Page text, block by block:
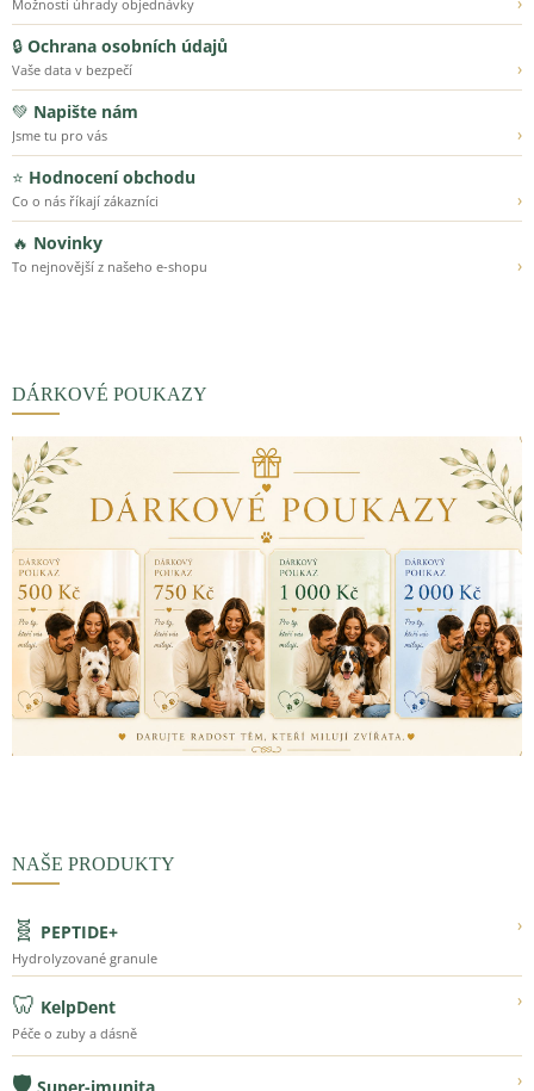
Možnosti úhrady objednávky
🔒 Ochrana osobních údajů
Vaše data v bezpečí
›
💚 Napište nám
Jsme tu pro vás
›
⭐ Hodnocení obchodu
Co o nás říkají zákazníci
›
🔥 Novinky
To nejnovější z našeho e-shopu ›
DÁRKOVÉ POUKAZY
NAŠE PRODUKTY
🧬 PEPTIDE+ ›
Hydrolyzované granule
🦷 KelpDent ›
Péče o zuby a dásně
🛡️ ›